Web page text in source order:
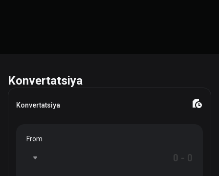
Konvertatsiya
Konvertatsiya
From